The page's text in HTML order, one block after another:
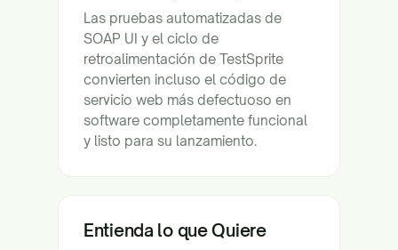
Las pruebas automatizadas de
SOAP UI y el ciclo de
retroalimentación de TestSprite
convierten incluso el código de
servicio web más defectuoso en
software completamente funcional
y listo para su lanzamiento.
Entienda lo que Quiere